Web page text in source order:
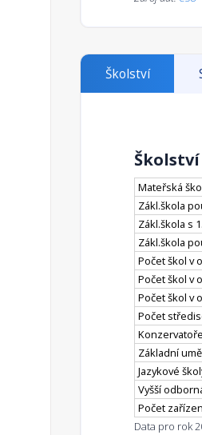
Školství
Školství
Mateřská
Zákl.škola
Zákl.škola s
Zákl.škola
Počet škol v
Počet škol v
Počet škol v
Počet
Konzervatoře
Základní
Jazykové
Vyšší
Počet
Data pro rok